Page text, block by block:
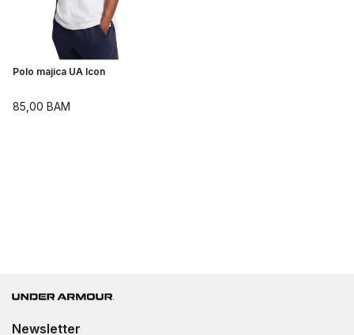
Polo majica UA Icon
85,00 BAM
Newsletter